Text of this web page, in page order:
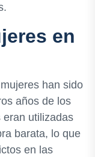
en
han sido
años de los
eran utilizadas
barata, lo que
en las